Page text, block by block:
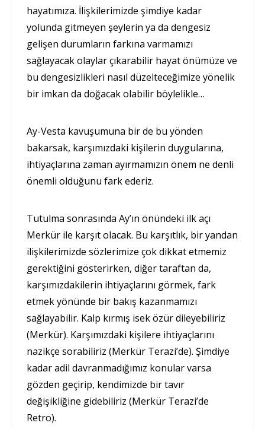
hayatımıza. İlişkilerimizde şimdiye kadar
yolunda gitmeyen şeylerin ya da dengesiz
gelişen durumların farkına varmamızı
sağlayacak olaylar çıkarabilir hayat önümüze ve
bu dengesizlikleri nasıl düzelteceğimize yönelik
bir imkan da doğacak olabilir böylelikle…
Ay-Vesta kavuşumuna bir de bu yönden
bakarsak, karşımızdaki kişilerin duygularına,
ihtiyaçlarına zaman ayırmamızın önem ne denli
önemli olduğunu fark ederiz.
Tutulma sonrasında Ay’ın önündeki ilk açı
Merkür ile karşıt olacak. Bu karşıtlık, bir yandan
ilişkilerimizde sözlerimize çok dikkat etmemiz
gerektiğini gösterirken, diğer taraftan da,
karşımızdakilerin ihtiyaçlarını görmek, fark
etmek yönünde bir bakış kazanmamızı
sağlayabilir. Kalp kırmış isek özür dileyebiliriz
(Merkür). Karşımızdaki kişilere ihtiyaçlarını
nazikçe sorabiliriz (Merkür Terazi’de). Şimdiye
kadar adil davranmadığımız konular varsa
gözden geçirip, kendimizde bir tavır
değişikliğine gidebiliriz (Merkür Terazi’de
Retro).